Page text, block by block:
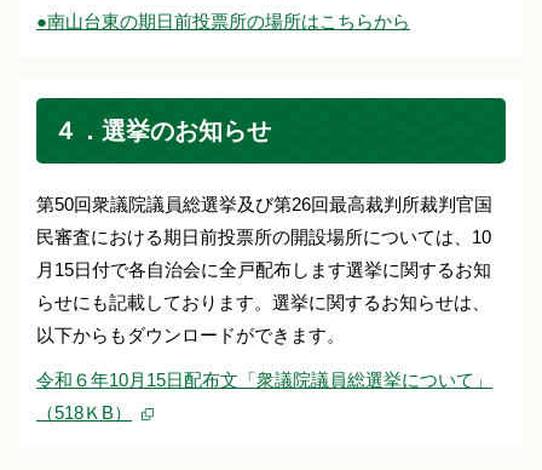
●南山台東の期日前投票所の場所はこちらから
４．選挙のお知らせ
第50回衆議院議員総選挙及び第26回最高裁判所裁判官国
民審査における期日前投票所の開設場所については、10
月15日付で各自治会に全戸配布します選挙に関するお知
らせにも記載しております。選挙に関するお知らせは、
以下からもダウンロードができます。
令和６年10月15日配布文「衆議院議員総選挙について」
（518ＫB）